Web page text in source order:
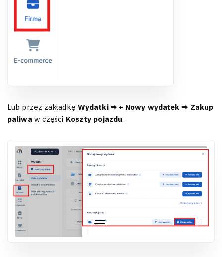
Lub przez zakładkę Wydatki ➡ + Nowy wydatek ➡ Zakup
paliwa w części Koszty pojazdu.